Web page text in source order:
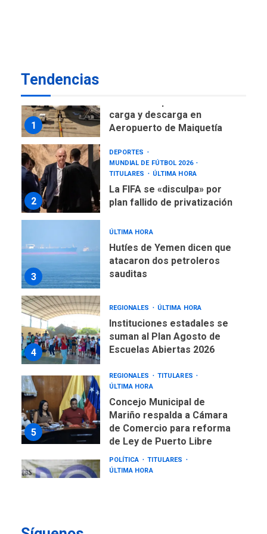
Tendencias
1
carga y descarga en
Aeropuerto de Maiquetía
2
DEPORTES
MUNDIAL DE FÚTBOL 2026
TITULARES
ÚLTIMA HORA
La FIFA se «disculpa» por
plan fallido de privatización
3
ÚLTIMA HORA
Hutíes de Yemen dicen que
atacaron dos petroleros
sauditas
4
REGIONALES ÚLTIMA HORA
Instituciones estadales se
suman al Plan Agosto de
Escuelas Abiertas 2026
5
REGIONALES
TITULARES
ÚLTIMA HORA
Concejo Municipal de
Mariño respalda a Cámara
de Comercio para reforma
de Ley de Puerto Libre
POLÍTICA
TITULARES
ÚLTIMA HORA